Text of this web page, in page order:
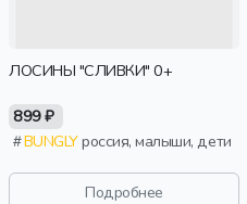
ЛОСИНЫ "СЛИВКИ" 0+
899 ₽
BUNGLYроссия, малыши, дети
Подробнее